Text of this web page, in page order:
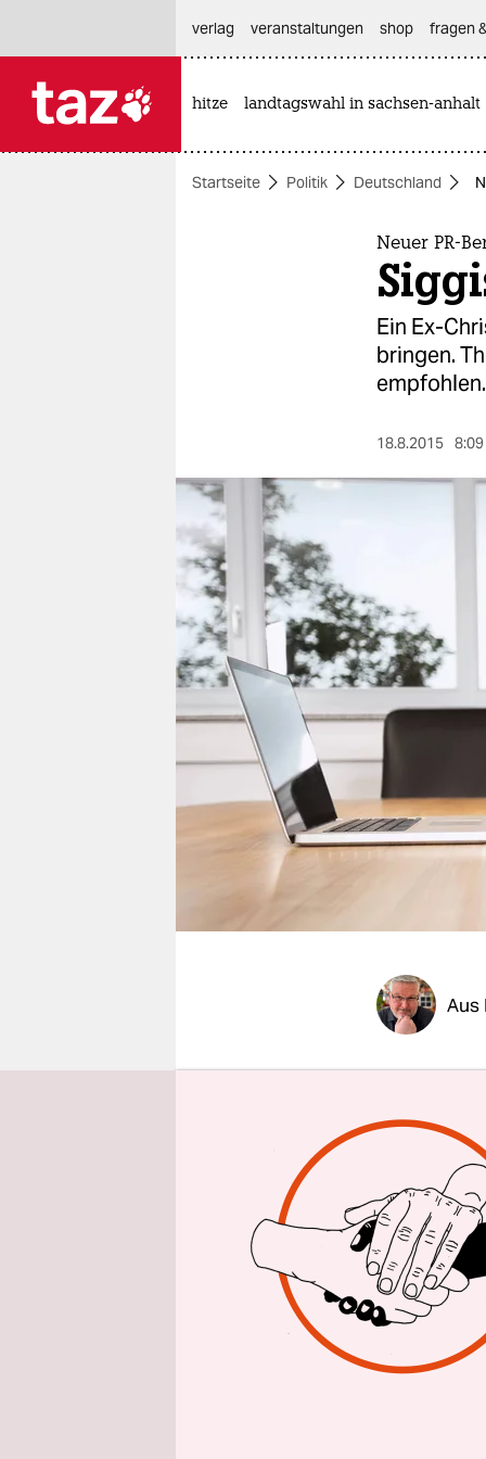
themen
berlin
nord
wahrheit
verlag
verlag
veranstaltungen
shop
fragen & hilfe
unterstützen
genossenschaft
verlag
veranstaltungen shop fragen
hitze landtagswahl in sachsen-anhalt
Startseite Politik Deutschland
Neuer PR-
Ein Ex-
bringen.
empfohlen.
18.8.2015
Aus
Thomas
der 44-
Wirtschaft
Hüser soll
Eine
zwischen